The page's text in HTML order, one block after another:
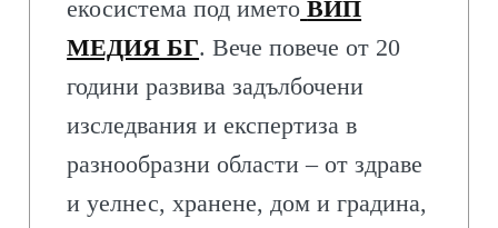
екосистема под името ВИП
МЕДИЯ БГ. Вече повече от 20
години развива задълбочени
изследвания и експертиза в
разнообразни области – от здраве
и уелнес, хранене, дом и градина,